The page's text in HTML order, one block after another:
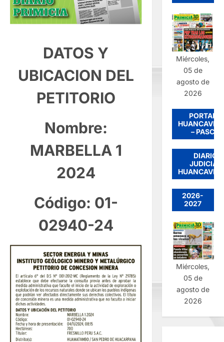
DATOS Y
UBICACION DEL
PETITORIO
Nombre:
MARBELLA 1
2024
Código: 01-
02940-24
Miércoles,
05 de
agosto de
2026
PORTADA
– PASCO
DIARIO
JUDICIAL
2026-
2027
Miércoles,
05 de
agosto de
2026